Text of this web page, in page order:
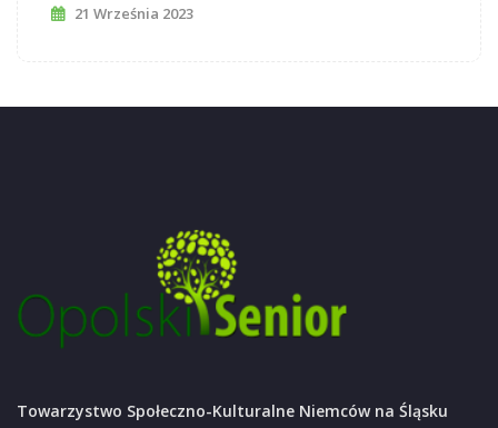
21 Września 2023
Towarzystwo Społeczno-Kulturalne Niemców na Śląsku